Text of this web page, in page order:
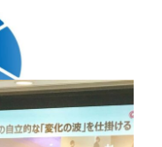
メントと無意識バ
2018.10.15
報告】